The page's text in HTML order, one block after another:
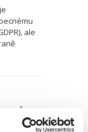
ale
práva